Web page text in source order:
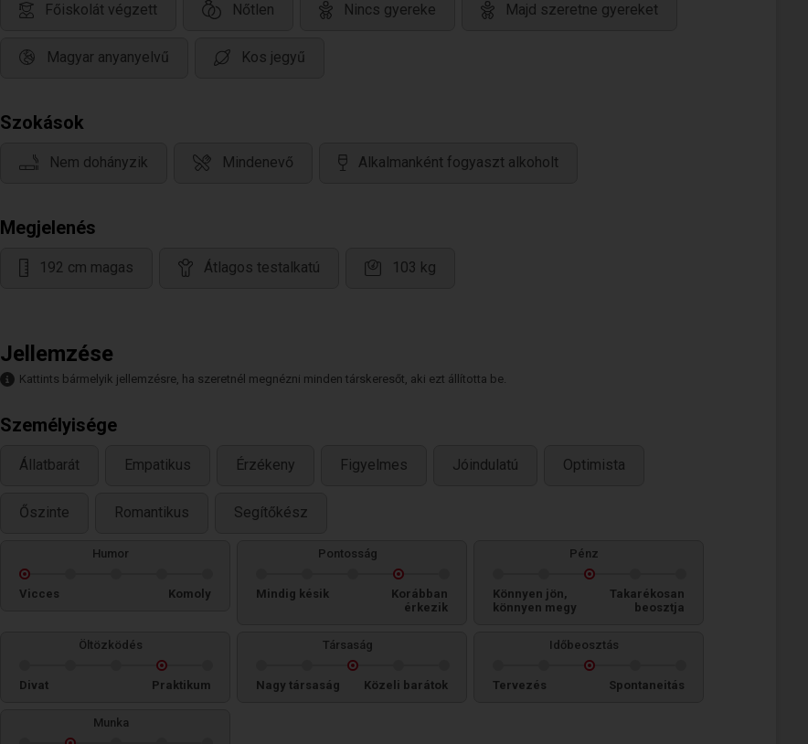
Főiskolát végzett Nőtlen Nincs gyereke Majd szeretne gyereket
Magyar anyanyelvű Kos jegyű
Szokások
Nem dohányzik Mindenevő Alkalmanként fogyaszt alkoholt
Megjelenés
192 cm magas Átlagos testalkatú 103 kg
Jellemzése
Kattints bármelyik jellemzésre, ha szeretnél megnézni minden társkeresőt, aki ezt állította be.
Személyisége
Állatbarát Empatikus Érzékeny Figyelmes Jóindulatú Optimista
Őszinte Romantikus Segítőkész
Humor
Vicces Komoly
Pontosság
Mindig késik
Korábban
érkezik
Pénz
Könnyen jön,
könnyen megy
Takarékosan
beosztja
Öltözködés
Divat Praktikum
Társaság
Nagy társaság Közeli barátok
Időbeosztás
Tervezés Spontaneitás
Munka